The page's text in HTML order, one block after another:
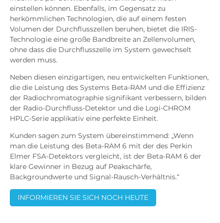
einstellen können. Ebenfalls, im Gegensatz zu
herkömmlichen Technologien, die auf einem festen
Volumen der Durchflusszellen beruhen, bietet die IRIS-
Technologie eine große Bandbreite an Zellenvolumen,
ohne dass die Durchflusszelle im System gewechselt
werden muss.
Neben diesen einzigartigen, neu entwickelten Funktionen,
die die Leistung des Systems Beta-RAM und die Effizienz
der Radiochromatographie signifikant verbessern, bilden
der Radio-Durchfluss-Detektor und die Logi-CHROM
HPLC-Serie applikativ eine perfekte Einheit.
Kunden sagen zum System übereinstimmend: „Wenn
man die Leistung des Beta-RAM 6 mit der des Perkin
Elmer FSA-Detektors vergleicht, ist der Beta-RAM 6 der
klare Gewinner in Bezug auf Peakschärfe,
Backgroundwerte und Signal-Rausch-Verhältnis.“
INFORMIEREN SIE SICH NOCH HEUTE